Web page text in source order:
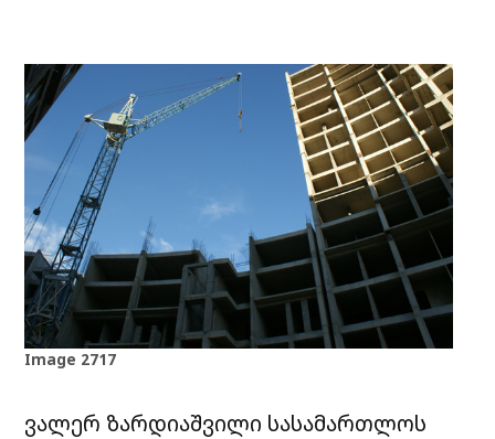
Image 2717
ვალერ ზარდიაშვილი სასამართლოს